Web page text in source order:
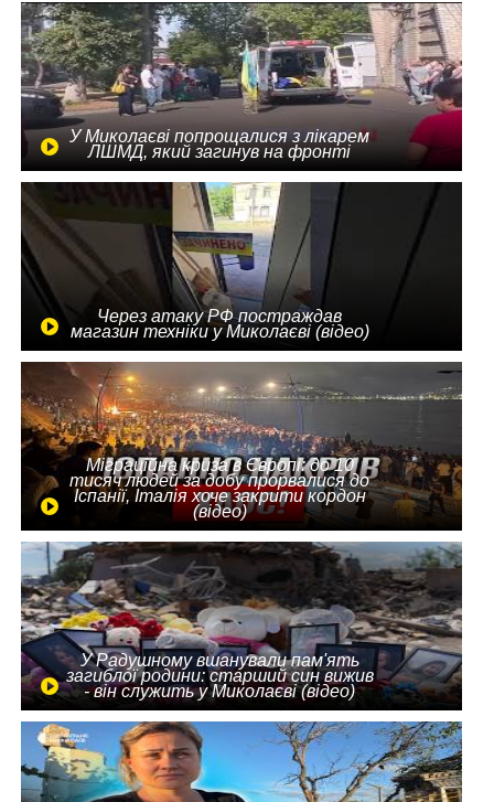
У Миколаєві попрощалися з лікарем
ЛШМД, який загинув на фронті
Через атаку РФ постраждав
магазин техніки у Миколаєві (відео)
Міграційна криза в Європі: до 10
тисяч людей за добу прорвалися до
Іспанії, Італія хоче закрити кордон
(відео)
У Радушному вшанували пам'ять
загиблої родини: старший син вижив
- він служить у Миколаєві (відео)